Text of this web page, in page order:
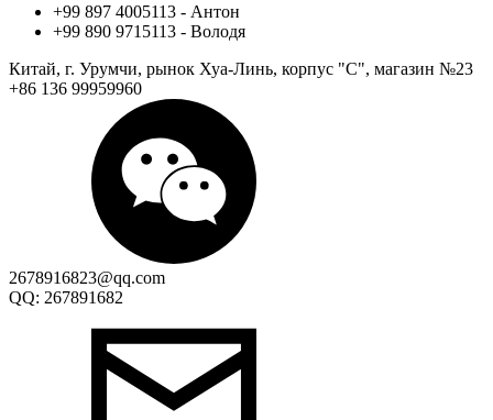
+99 897 4005113 - Антон
+99 890 9715113 - Володя
Китай, г. Урумчи, рынок Хуа-Линь, корпус "С", магазин №23
+86 136 99959960
2678916823@qq.com
QQ: 267891682